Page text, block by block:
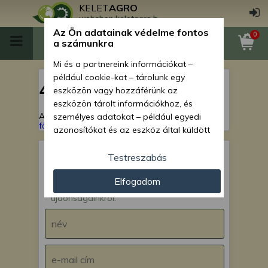
KELETAGRO
webshop.keletagro.hu
0
404
A keresett oldal nem található!Vissza a
főoldalra
IRATKOZZ FEL hírlevelünkre!
Értesülj akcióinkról,
újdonságainkról.
Az Ön adatainak védelme fontos
a számunkra
Mi és a partnereink információkat –
például cookie-kat – tárolunk egy
eszközön vagy hozzáférünk az
eszközön tárolt információkhoz, és
személyes adatokat – például egyedi
azonosítókat és az eszköz által küldött
személyre szabott hirdetések és
tartalom nyújtásához, hirdetés- és
tartalomméréshez, nézettségi adatok
gyűjtéséhez, valamint termékek
kifejlesztéséhez és a termékek
javításához. Az Ön engedélyével mi és a
módszerrel szerzett pontos geolokációs
adatokat és azonosítási információkat
Testreszabás
Elfogadom